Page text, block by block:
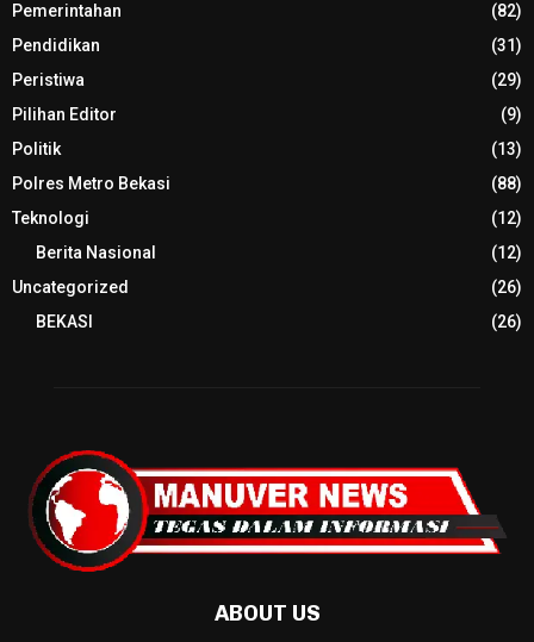
Pemerintahan
(82)
Pendidikan
(31)
Peristiwa
(29)
Pilihan Editor
(9)
Politik
(13)
Polres Metro Bekasi
(88)
Teknologi
(12)
Berita Nasional
(12)
Uncategorized
(26)
BEKASI
(26)
ABOUT US